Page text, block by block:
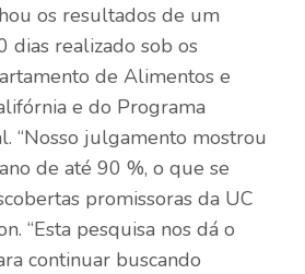
os resultados de um
dias realizado sob os
de Alimentos e
e do Programa
“Nosso julgamento mostrou
de até 90 %, o que se
promissoras da UC
“Esta pesquisa nos dá o
continuar buscando